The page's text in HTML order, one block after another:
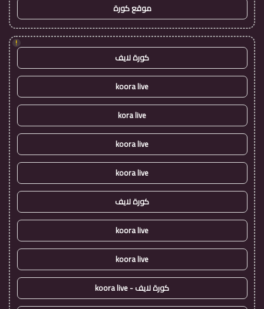
موقع كورة
!
كورة لايف
koora live
kora live
koora live
koora live
كورة لايف
koora live
koora live
كورة لايف - koora live